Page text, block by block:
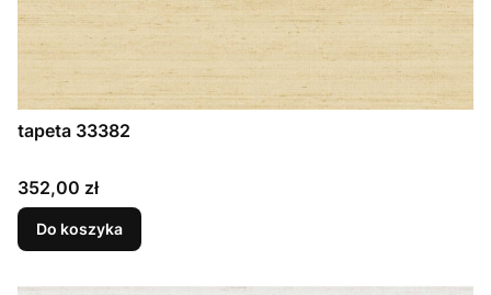
tapeta 33382
Cena
352,00 zł
Do koszyka